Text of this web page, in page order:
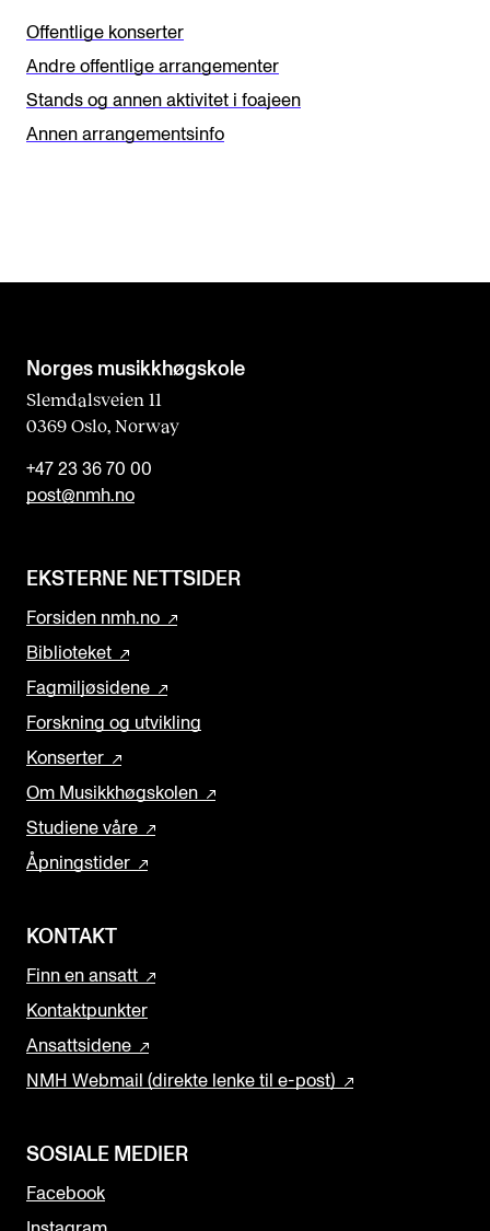
e
t
h
b
l
a
n
k
Offentlige konserter
Andre offentlige arrangementer
Stands og annen aktivitet i foajeen
Annen arrangementsinfo
Norges musikk­høgskole
Slemdalsveien 11
0369 Oslo, Norway
+47 23 36 70 00
post@nmh.no
EKSTERNE NETTSIDER
Forsiden nmh.no
Biblioteket
Fagmiljøsidene
Forskning og utvikling
Konserter
Om Musikkhøgskolen
Studiene våre
Åpningstider
KONTAKT
Finn en ansatt
Kontaktpunkter
Ansattsidene
NMH Webmail (direkte lenke til e-post)
SOSIALE MEDIER
Facebook